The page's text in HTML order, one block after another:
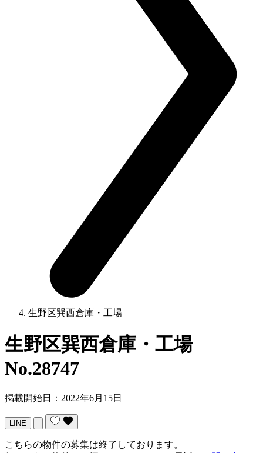
生野区巽西倉庫・工場
生野区巽西倉庫・工場
No.28747
掲載開始日：2022年6月15日
LINE
こちらの物件の募集は終了しております。